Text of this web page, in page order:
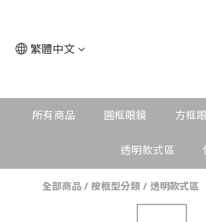
繁體中文
所有商品 圓框眼鏡 方框
透明款式區
全部商品 / 按框型分類 / 透明款式區